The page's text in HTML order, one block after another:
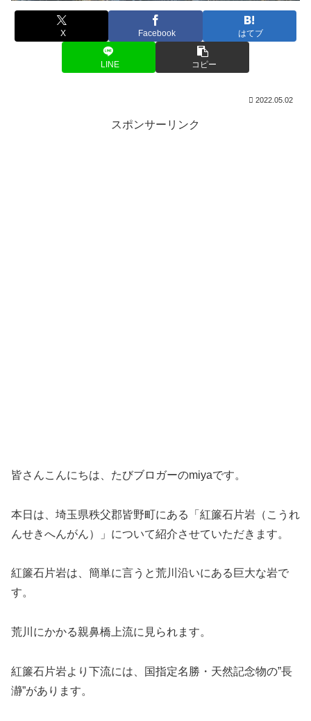
X Facebook はてブ
LINE コピー
2022.05.02
スポンサーリンク
皆さんこんにちは、たびブロガーのmiyaです。
本日は、埼玉県秩父郡皆野町にある「紅簾石片岩（こうれ
んせきへんがん）」について紹介させていただきます。
紅簾石片岩は、簡単に言うと荒川沿いにある巨大な岩で
す。
荒川にかかる親鼻橋上流に見られます。
紅簾石片岩より下流には、国指定名勝・天然記念物の”長
瀞”があります。